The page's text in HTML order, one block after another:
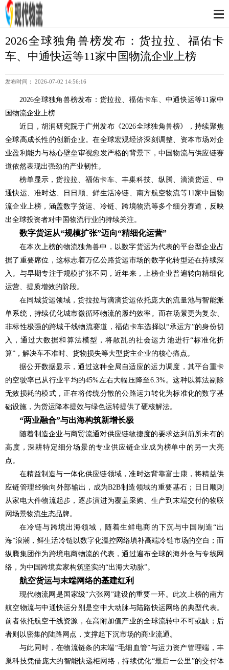
2026全球独角兽榜发布：货拉拉、福佑卡
车、中通快运等11家中国物流企业上榜
发布时间： 2026-07-02 14:56:16
2026全球独角兽榜发布：货拉拉、福佑卡车、中通快运等11家中
国物流企业上榜
近日，胡润研究院于广州发布《2026全球独角兽榜》，持续聚焦
全球高成长性的创新企业。在全球宏观经济深刻调整、资本市场对企
业盈利能力与核心壁垒审视愈发严格的背景下，中国物流与供应链赛
道依然表现出强劲的产业韧性。
榜单显示，货拉拉、福佑卡车、丰巢科技、纵腾、滴滴货运、中
通快运、准时达、日日顺、鲜生活冷链、南方航空物流等11家中国物
流企业上榜，涵盖数字货运、冷链、跨境物流等多个细分赛道，反映
出全球投资者对中国物流行业的持续关注。
数字货运从“规模扩张”迈向“精细化运营”
在本次上榜的物流独角兽中，以数字货运为代表的平台型企业占
据了重要席位，这标志着万亿公路货运市场的数字化转型还在持续深
入。与早期专注于规模扩张不同，近年来，上榜企业普遍转向精细化
运营、提质增效的阶段。
在同城货运领域，货拉拉与滴滴货运依托庞大的流量池与智能派
单系统，持续优化城市微循环物流的履约效率。而在场景更为复杂、
非标性极强的跨城干线物流赛道，福佑卡车选择以“承运方”的身份切
入，通过大数据和算法模型，将散乱的社会运力池进行“标准化折
算”，解决车不准时、货物损失等大型货主企业的核心痛点。
据公开数据显示，通过这种全局自适应的运力调度，其平台重卡
的空驶率已从行业平均的45%左右大幅压降至6.3%。这种以算法剔除
无效损耗的模式，正在将传统分散的公路运力转化为标准化的数字基
础设施，为货运降本提效与绿色运转提供了硬核解法。
“两业融合”与出海构筑新增长极
随着制造企业与商贸流通对供应链敏捷度的要求达到前所未有的
高度，深耕特定细分场景的专业供应链企业成为榜单中的另一大亮
点。
在精益制造与一体化供应链领域，准时达背靠富士康，将精益供
应链管理经验向外部输出，成为B2B制造领域的重要基石；日日顺则
从家电大件物流起步，逐步演进为覆盖采购、生产到末端交付的物联
网场景物流生态品牌。
在冷链与跨境出海领域，随着生鲜电商的下沉与中国制造“出
海”浪潮，鲜生活冷链以数字化温控网络填补高端冷链市场的空白；而
纵腾集团作为跨境电商物流的代表，通过遍布全球的海外仓与专线网
络，为中国跨境卖家构筑坚实的“出海大动脉”。
航空货运与末端网络的基建红利
现代物流网是国家级“六张网”建设的重要一环。此次上榜的南方
航空物流与中通快运分别是空中大动脉与陆路快运网络的典型代表。
前者依托航空干线资源，在高附加值产业的全球流转中不可或缺；后
者则以密集的陆路网点，支撑起下沉市场的商业流通。
与此同时，在物流链条的末端“毛细血管”与运力资产管理端，丰
巢科技凭借庞大的智能快递柜网络，持续优化“最后一公里”的交付体